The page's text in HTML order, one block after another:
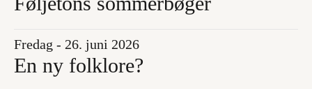
Fredag - 26. juni 2026
En ny folklore?